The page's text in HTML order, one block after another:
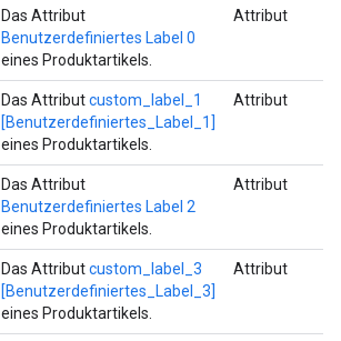
Das Attribut
Benutzerdefiniertes Label 0
eines Produktartikels.
Attribut
Das Attributcustom_label_1
[Benutzerdefiniertes_Label_1]
eines Produktartikels.
Attribut
Das Attribut
Benutzerdefiniertes Label 2
eines Produktartikels.
Attribut
Das Attributcustom_label_3
[Benutzerdefiniertes_Label_3]
eines Produktartikels.
Attribut